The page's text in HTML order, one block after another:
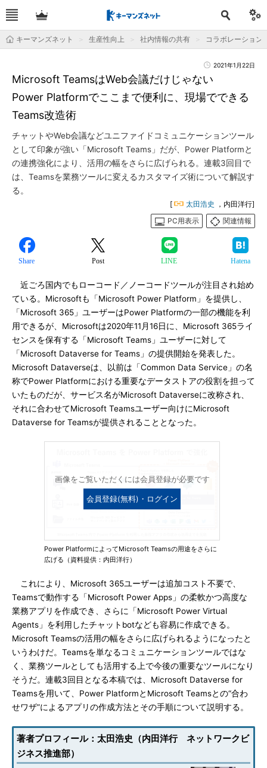
キーマンズネット 生産性向上 社内情報の共有 コラボレーション
2021年1月22日
Microsoft TeamsはWeb会議だけじゃない
Power Platformでここまで便利に、現場でできる
Teams改造術
チャットやWeb会議などユニファイドコミュニケーションツール
として印象が強い「Microsoft Teams」だが、Power Platformと
の連携強化により、活用の幅をさらに広げられる。連載3回目で
は、Teamsを業務ツールに変えるカスタマイズ術について解説す
る。
[ 太田浩史
，内田洋行]
PC用表示
関連情報
Share Post LINE Hatena
近ごろ国内でもローコード／ノーコードツールが注目され始め
ている。Microsoftも「Microsoft Power Platform」を提供し、
「Microsoft 365」ユーザーはPower Platformの一部の機能を利
用できるが、Microsoftは2020年11月16日に、Microsoft 365ライ
センスを保有する「Microsoft Teams」ユーザーに対して
「Microsoft Dataverse for Teams」の提供開始を発表した。
Microsoft Dataverseは、以前は「Common Data Service」の名
称でPower Platformにおける重要なデータストアの役割を担って
いたものだが、サービス名がMicrosoft Dataverseに改称され、
それに合わせてMicrosoft Teamsユーザー向けにMicrosoft
Dataverse for Teamsが提供されることとなった。
画像をご覧いただくには会員登録が必要です
会員登録(無料)・ログイン
Power PlatformによってMicrosoft Teamsの用途をさらに
広げる（資料提供：内田洋行）
これにより、Microsoft 365ユーザーは追加コスト不要で、
Teamsで動作する「Microsoft Power Apps」の柔軟かつ高度な
業務アプリを作成でき、さらに「Microsoft Power Virtual
Agents」を利用したチャットbotなども容易に作成できる。
Microsoft Teamsの活用の幅をさらに広げられるようになったと
いうわけだ。Teamsを単なるコミュニケーションツールではな
く、業務ツールとしても活用する上で今後の重要なツールになり
そうだ。連載3回目となる本稿では、Microsoft Dataverse for
Teamsを用いて、Power PlatformとMicrosoft Teamsとの“合わ
せワザ”によるアプリの作成方法とその手順について説明する。
著者プロフィール：太田浩史（内田洋行 ネットワークビ
ジネス推進部）